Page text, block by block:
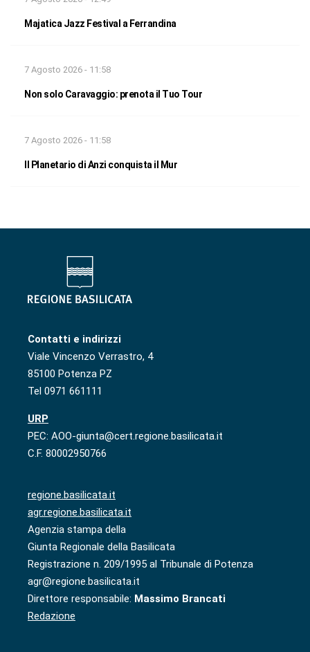
Majatica Jazz Festival a Ferrandina
7 Agosto 2026 - 11:58
Non solo Caravaggio: prenota il Tuo Tour
7 Agosto 2026 - 11:58
Il Planetario di Anzi conquista il Mur
Contatti e indirizzi
Viale Vincenzo Verrastro, 4
85100 Potenza PZ
Tel 0971 661111
URP
PEC: AOO-giunta@cert.regione.basilicata.it
C.F. 80002950766
regione.basilicata.it
agr.regione.basilicata.it
Agenzia stampa della
Giunta Regionale della Basilicata
Registrazione n. 209/1995 al Tribunale di Potenza
agr@regione.basilicata.it
Direttore responsabile: Massimo Brancati
Redazione